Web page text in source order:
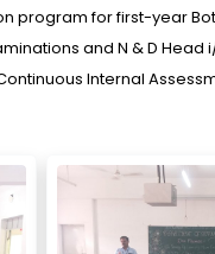
program for first-year
and N & D
Internal